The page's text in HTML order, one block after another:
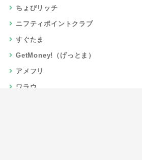
ちょびリッチ
ニフティポイントクラブ
すぐたま
GetMoney!（げっとま）
アメフリ
ワラウ